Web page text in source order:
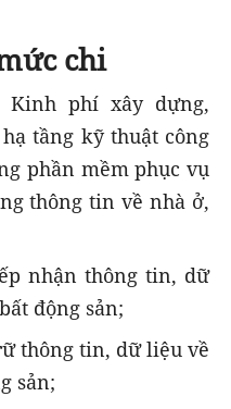
chi
Kinh phí xây dựng,
tầng kỹ thuật công
phần mềm phục vụ
thông tin về nhà ở,
nhận thông tin, dữ
động sản;
thông tin, dữ liệu về
sản;